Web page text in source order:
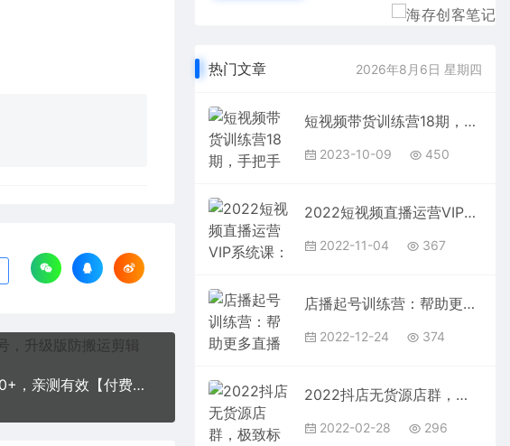
摸鱼思维·抖音新项目，一天稳赚100+，亲测有效【付费文章】
热门文章 2026年8月6日 星期四
短视频带货训练营18期，手把手教你做短视频带货出单，听话照做，保证出单
2023-10-09 450
2022短视频直播运营VIP系统课：零基础如何实现快速起号运营（价值2999）
2022-11-04 367
店播起号训练营：帮助更多直播新人快速开启和度过起号阶段（16节）
2022-12-24 374
2022抖店无货源店群，极致标签4.0盈利系统价值999元
2022-02-28 296